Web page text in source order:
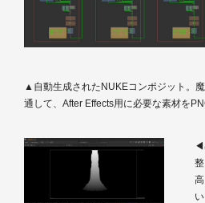
▲自動生成されたNUKEコンポジット。
通して、After Effects用に必要な素材を
◀